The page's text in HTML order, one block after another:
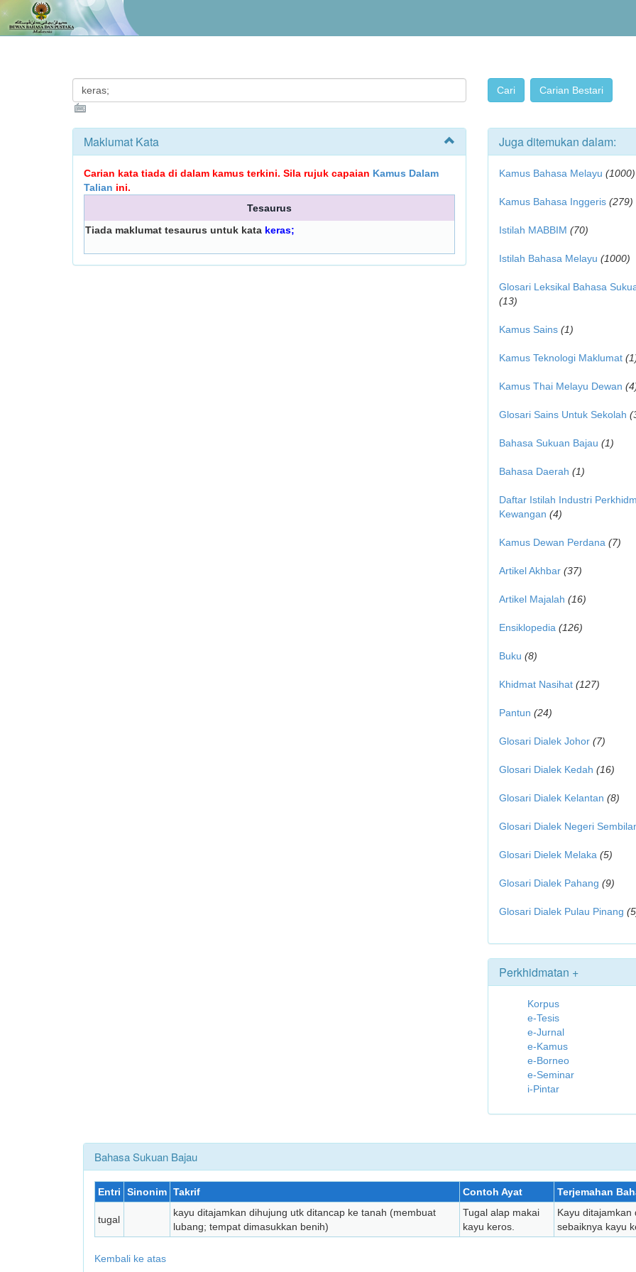
Maklumat Kata
Carian kata tiada di dalam kamus terkini. Sila rujuk capaian Kamus Dalam
Talian ini.
Tesaurus
Tiada maklumat tesaurus untuk kata keras;
Juga ditemukan dalam:
Kamus Bahasa Melayu (1000)
Kamus Bahasa Inggeris (279)
Istilah MABBIM (70)
Istilah Bahasa Melayu (1000)
Glosari Leksikal Bahasa
(13)
Kamus Sains (1)
Kamus Teknologi Maklumat
Kamus Thai Melayu Dewan
Glosari Sains Untuk Sekolah
Bahasa Sukuan Bajau (1)
Bahasa Daerah (1)
Daftar Istilah Industri
Kewangan (4)
Kamus Dewan Perdana (7)
Artikel Akhbar (37)
Artikel Majalah (16)
Ensiklopedia (126)
Buku (8)
Khidmat Nasihat (127)
Pantun (24)
Glosari Dialek Johor (7)
Glosari Dialek Kedah (16)
Glosari Dialek Kelantan (8)
Glosari Dialek Negeri
Glosari Dielek Melaka (5)
Glosari Dialek Pahang (9)
Glosari Dialek Pulau Pinang
Perkhidmatan +
Korpus
e-Tesis
e-Jurnal
e-Kamus
e-Borneo
e-Seminar
i-Pintar
Bahasa Sukuan Bajau
Entri Sinonim Takrif Contoh Ayat Terjemahan
tugal
kayu ditajamkan dihujung utk ditancap ke tanah (membuat
lubang; tempat dimasukkan benih)
Tugal alap makai
kayu keros.
Kayu ditajamkan
sebaiknya kayu
Kembali ke atas